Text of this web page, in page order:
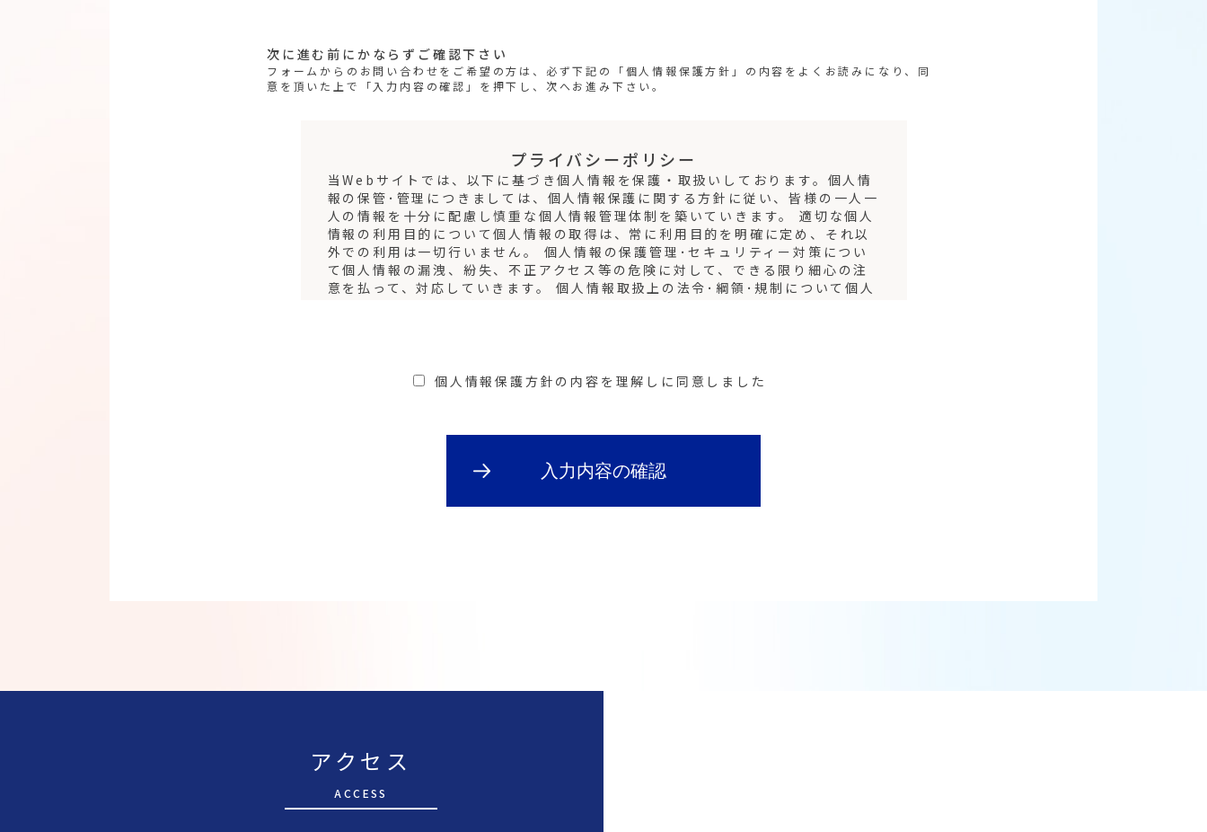
次に進む前にかならずご確認下さい
フォームからのお問い合わせをご希望の方は、必ず下記の「個人情報保護方針」の内容をよくお読みになり、同
意を頂いた上で「入力内容の確認」を押下し、次へお進み下さい。
プライバシーポリシー
当Webサイトでは、以下に基づき個人情報を保護・取扱いしております。個人情
報の保管･管理につきましては、個人情報保護に関する方針に従い、皆様の一人一
人の情報を十分に配慮し慎重な個人情報管理体制を築いていきます。 適切な個人
情報の利用目的について個人情報の取得は、常に利用目的を明確に定め、それ以
外での利用は一切行いません。 個人情報の保護管理･セキュリティー対策につい
て個人情報の漏洩、紛失、不正アクセス等の危険に対して、できる限り細心の注
意を払って、対応していきます。 個人情報取扱上の法令･綱領･規制について個人
個人情報保護方針の内容を理解しに同意しました
入力内容の確認
アクセス
ACCESS